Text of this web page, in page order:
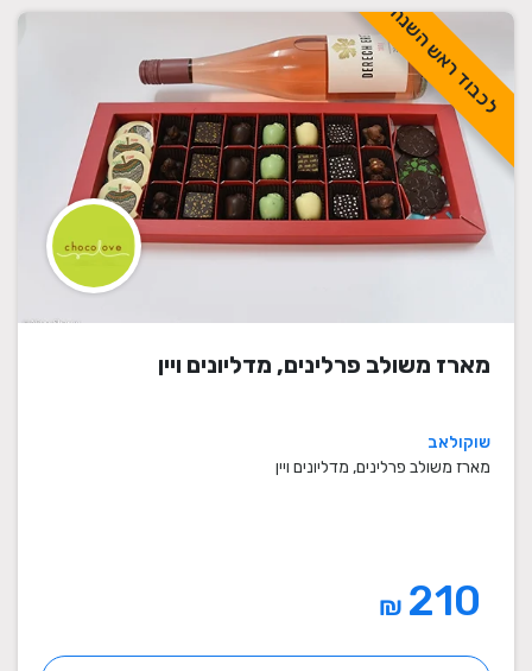
לכבוד ראש השנה
מארז משולב פרלינים, מדליונים ויין
שוקולאב
מארז משולב פרלינים, מדליונים ויין
₪